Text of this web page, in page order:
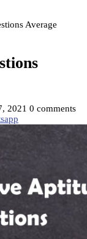
Average
2021 0 comments